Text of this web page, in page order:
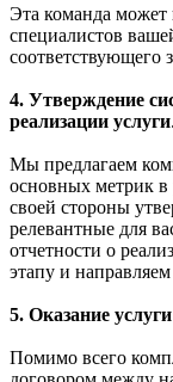
Эта команда может
специалистов
соответствующего
4. Утверждение
реализации услуги.
Мы предлагаем
основных метрик
своей стороны
релевантные для
отчетности о
этапу и
5. Оказание
Помимо всего